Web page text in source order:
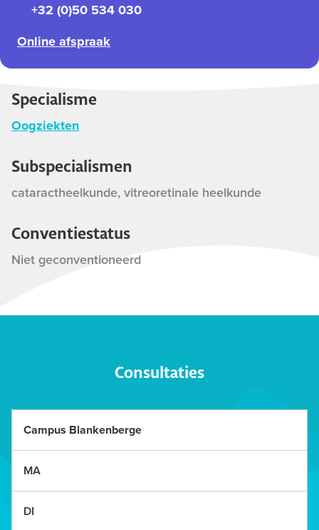
+32 (0)50 534 030
Online afspraak
Specialisme
Oogziekten
Subspecialismen
cataractheelkunde, vitreoretinale heelkunde
Conventiestatus
Niet geconventioneerd
Consultaties
MA DI WO
Campus Blankenberge